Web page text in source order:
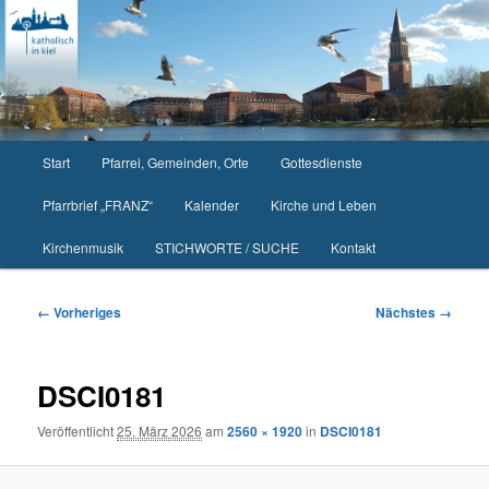
Zum
primären
Inhalt
springen
Start Pfarrei, Gemeinden, Orte Gottesdienste
Pfarrbrief „FRANZ“ Kalender Kirche und Leben
Kirchenmusik STICHWORTE / SUCHE Kontakt
Bilder-
← Vorheriges Nächstes →
DSCI0181
Veröffentlicht25. März 2026 am2560 × 1920in DSCI0181